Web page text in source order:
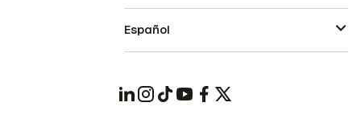
Español